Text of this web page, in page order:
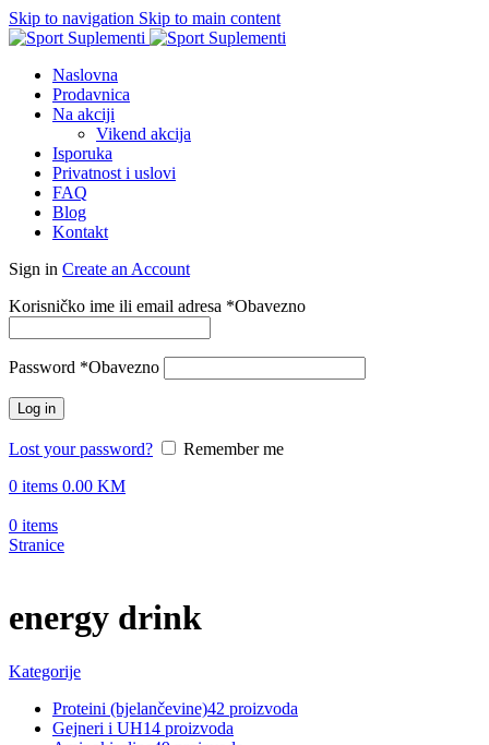
Skip to navigation Skip to main content
Naslovna
Prodavnica
Na akciji
Vikend akcija
Isporuka
Privatnost i uslovi
FAQ
Blog
Kontakt
Sign in Create an Account
Korisničko ime ili email adresa *Obavezno
Password *Obavezno
Log in
Lost your password?
Remember me
0 items 0.00 KM
0 items
Stranice
energy drink
Kategorije
Proteini (bjelančevine)42 proizvoda
Gejneri i UH14 proizvoda